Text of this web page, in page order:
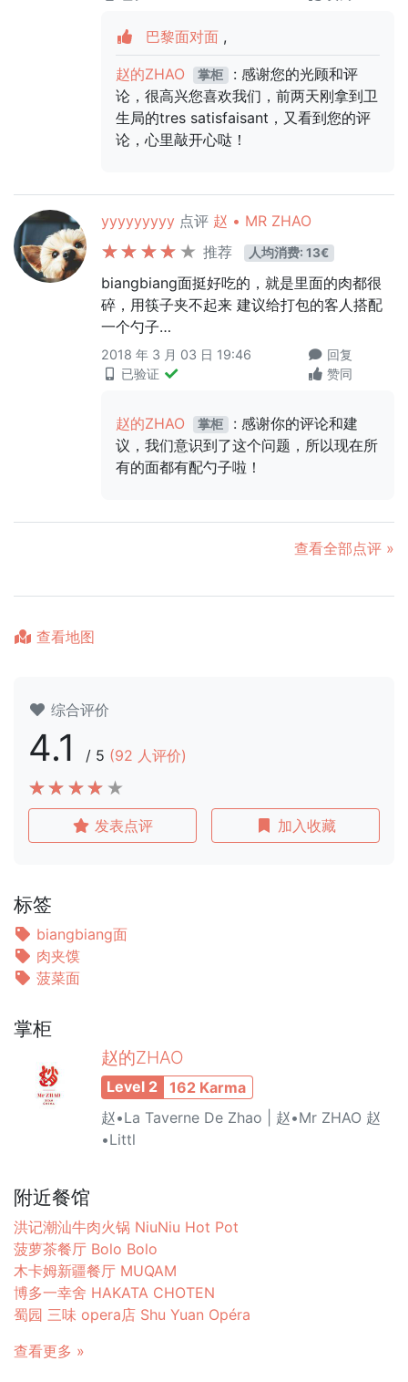
巴黎面对面 ,
赵的ZHAO 掌柜
: 感谢您的光顾和评
论，很高兴您喜欢我们，前两天刚拿到卫
生局的tres satisfaisant，又看到您的评
论，心里敲开心哒！
yyyyyyyyy 点评 赵 • MR ZHAO
推荐
人均消费: 13€
biangbiang面挺好吃的，就是里面的肉都很
碎，用筷子夹不起来 建议给打包的客人搭配
一个勺子…
2018 年 3 月 03 日 19:46
已验证
回复
赞同
赵的ZHAO 掌柜
: 感谢你的评论和建
议，我们意识到了这个问题，所以现在所
有的面都有配勺子啦！
查看全部点评 »
查看地图
综合评价
4.1 / 5 (92 人评价)
发表点评 加入收藏
标签
biangbiang面
肉夹馍
菠菜面
掌柜
赵的ZHAO
Level 2
162 Karma
赵•La Taverne De Zhao | 赵•Mr ZHAO 赵
•Littl
附近餐馆
洪记潮汕牛肉火锅 NiuNiu Hot Pot
菠萝茶餐厅 Bolo Bolo
木卡姆新疆餐厅 MUQAM
博多一幸舍 HAKATA CHOTEN
蜀园 三味 opera店 Shu Yuan Opéra
查看更多 »